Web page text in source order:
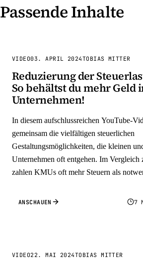
Passende Inhalte
VIDEO03. APRIL 2024TOBIAS MITTER
Reduzierung der
So behältst du mehr Geld
Unternehmen!
In diesem aufschlussreichen YouTube-
gemeinsam die vielfältigen steuerlichen
Gestaltungsmöglichkeiten, die kleinen
Unternehmen oft entgehen. Im Vergleich
zahlen KMUs oft mehr Steuern als
fehlen.
ANSCHAUEN 7
VIDEO22. MAI 2024TOBIAS MITTER